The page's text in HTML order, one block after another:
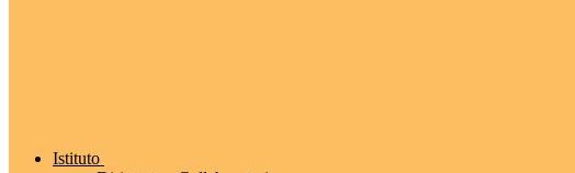
Istituto